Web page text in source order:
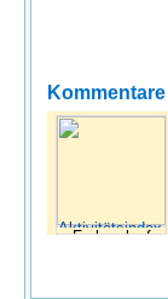
Kommentare